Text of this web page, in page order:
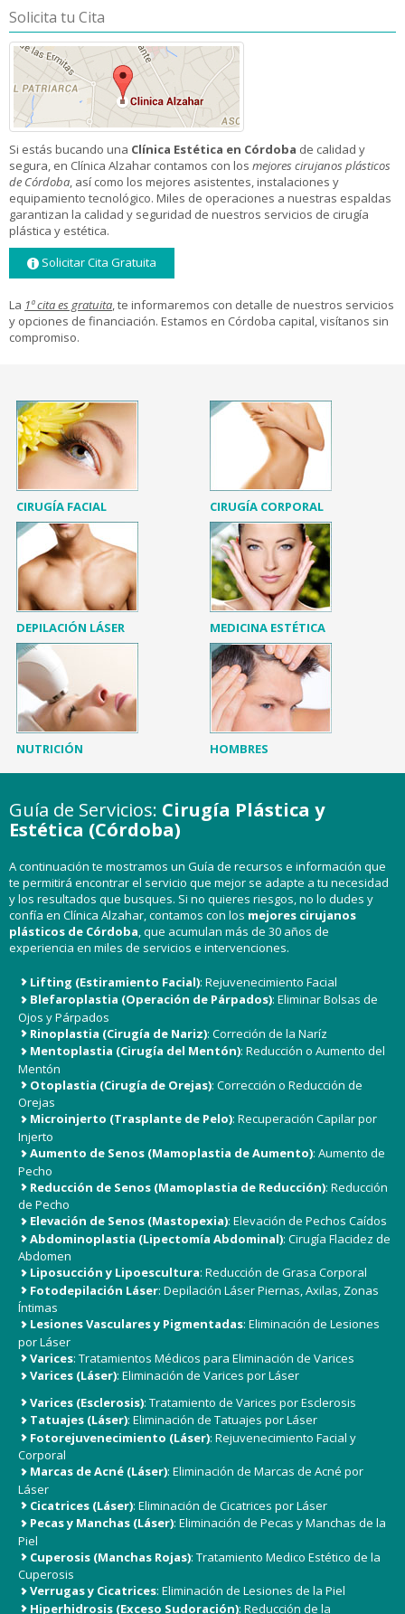
Solicita tu Cita
Si estás bucando una Clínica Estética en Córdoba de calidad y
segura, en Clínica Alzahar contamos con los mejores cirujanos plásticos
de Córdoba, así como los mejores asistentes, instalaciones y
equipamiento tecnológico. Miles de operaciones a nuestras espaldas
garantizan la calidad y seguridad de nuestros servicios de cirugía
plástica y estética.
Solicitar Cita Gratuita
La 1ª cita es gratuita, te informaremos con detalle de nuestros servicios
y opciones de financiación. Estamos en Córdoba capital, visítanos sin
compromiso.
CIRUGÍA FACIAL CIRUGÍA CORPORAL
DEPILACIÓN LÁSER MEDICINA ESTÉTICA
NUTRICIÓN HOMBRES
Guía de Servicios: Cirugía Plástica y
Estética (Córdoba)
A continuación te mostramos un Guía de recursos e información que
te permitirá encontrar el servicio que mejor se adapte a tu necesidad
y los resultados que busques. Si no quieres riesgos, no lo dudes y
confía en Clínica Alzahar, contamos con los mejores cirujanos
plásticos de Córdoba, que acumulan más de 30 años de
experiencia en miles de servicios e intervenciones.
Lifting (Estiramiento Facial): Rejuvenecimiento Facial
Blefaroplastia (Operación de Párpados): Eliminar Bolsas de
Ojos y Párpados
Rinoplastia (Cirugía de Nariz): Correción de la Naríz
Mentoplastia (Cirugía del Mentón): Reducción o Aumento del
Mentón
Otoplastia (Cirugía de Orejas): Corrección o Reducción de
Orejas
Microinjerto (Trasplante de Pelo): Recuperación Capilar por
Injerto
Aumento de Senos (Mamoplastia de Aumento): Aumento de
Pecho
Reducción de Senos (Mamoplastia de Reducción): Reducción
de Pecho
Elevación de Senos (Mastopexia): Elevación de Pechos Caídos
Abdominoplastia (Lipectomía Abdominal): Cirugía Flacidez de
Abdomen
Liposucción y Lipoescultura: Reducción de Grasa Corporal
Fotodepilación Láser: Depilación Láser Piernas, Axilas, Zonas
Íntimas
Lesiones Vasculares y Pigmentadas: Eliminación de Lesiones
por Láser
Varices: Tratamientos Médicos para Eliminación de Varices
Varices (Láser): Eliminación de Varices por Láser
Varices (Esclerosis): Tratamiento de Varices por Esclerosis
Tatuajes (Láser): Eliminación de Tatuajes por Láser
Fotorejuvenecimiento (Láser): Rejuvenecimiento Facial y
Corporal
Marcas de Acné (Láser): Eliminación de Marcas de Acné por
Láser
Cicatrices (Láser): Eliminación de Cicatrices por Láser
Pecas y Manchas (Láser): Eliminación de Pecas y Manchas de la
Piel
Cuperosis (Manchas Rojas): Tratamiento Medico Estético de la
Cuperosis
Verrugas y Cicatrices: Eliminación de Lesiones de la Piel
Hiperhidrosis (Exceso Sudoración): Reducción de la